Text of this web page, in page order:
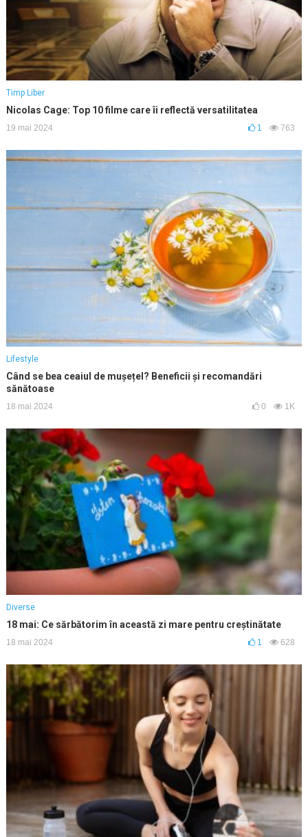
Timp Liber
Nicolas Cage: Top 10 filme care îi reflectă versatilitatea
19 mai 2024 1 763
Lifestyle
Când se bea ceaiul de mușețel? Beneficii și recomandări
sănătoase
18 mai 2024 0 1K
Diverse
18 mai: Ce sărbătorim în această zi mare pentru creștinătate
18 mai 2024 1 628